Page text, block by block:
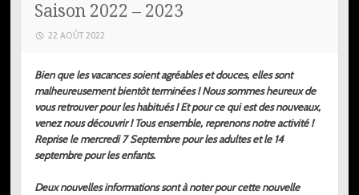
Saison 2022 – 2023
22 AOÛT 2022
Bien que les vacances soient agréables et douces, elles sont
malheureusement bientôt terminées ! Nous sommes heureux de
vous retrouver pour les habitués ! Et pour ce qui est desnouveaux,
venez nous découvrir ! Tous ensemble, reprenons notre activité !
Reprise le mercredi 7 Septembre pour les adultes et le 14
septembre pour les enfants.
Deuxnouvelles informations sont à noter pour cette nouvelle